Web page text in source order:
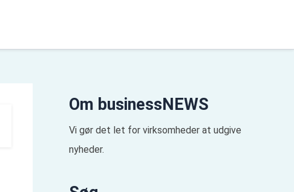
Om businessNEWS
Vi gør det let for virksomheder at udgive
nyheder.